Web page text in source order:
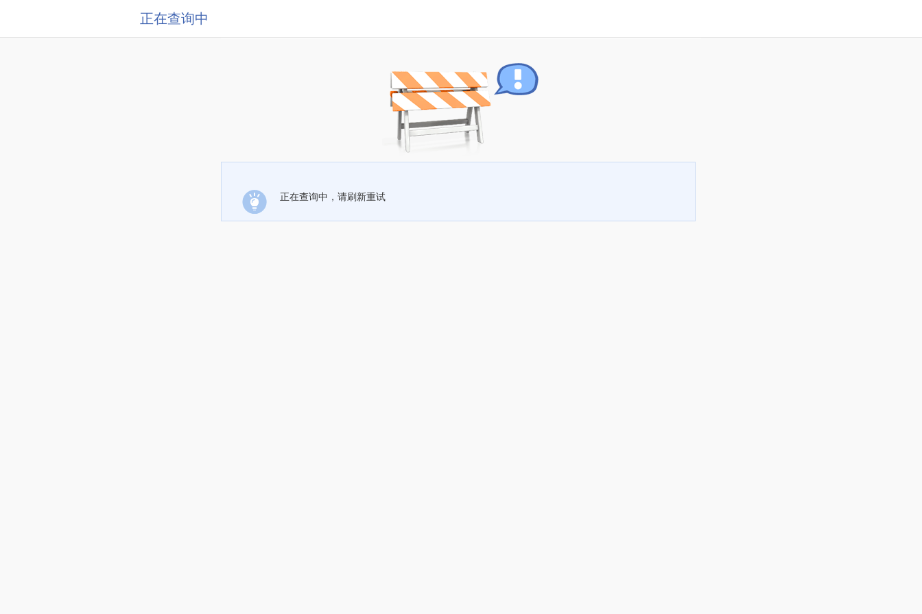
正在查询中
正在查询中，请刷新重试